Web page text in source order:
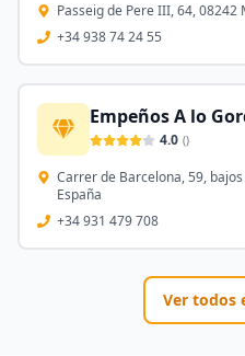
Passeig de Pere III, 64,
+34 938 74 24 55
Empeños A lo
4.0 ()
Carrer de Barcelona, 59,
España
+34 931 479 708
Ver todos